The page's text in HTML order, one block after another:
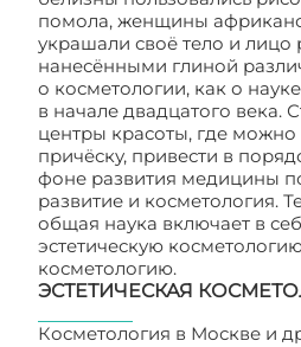
помола, женщины
украшали своё тело и лицо
нанесёнными глиной
о косметологии, как о
в начале двадцатого века.
центры красоты, где можно
причёску, привести в
фоне развития медицины
развитие и косметология.
общая наука включает в
эстетическую
косметологию.
ЭСТЕТИЧЕСКАЯ
Косметология в Москве и